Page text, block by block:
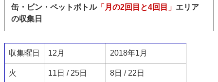
缶・ビン・ペットボトル「月の2回目と4回目」 エリア
の収集日
収集曜日 12月 2018年1月
火 11日 / 25日 8日 / 22日